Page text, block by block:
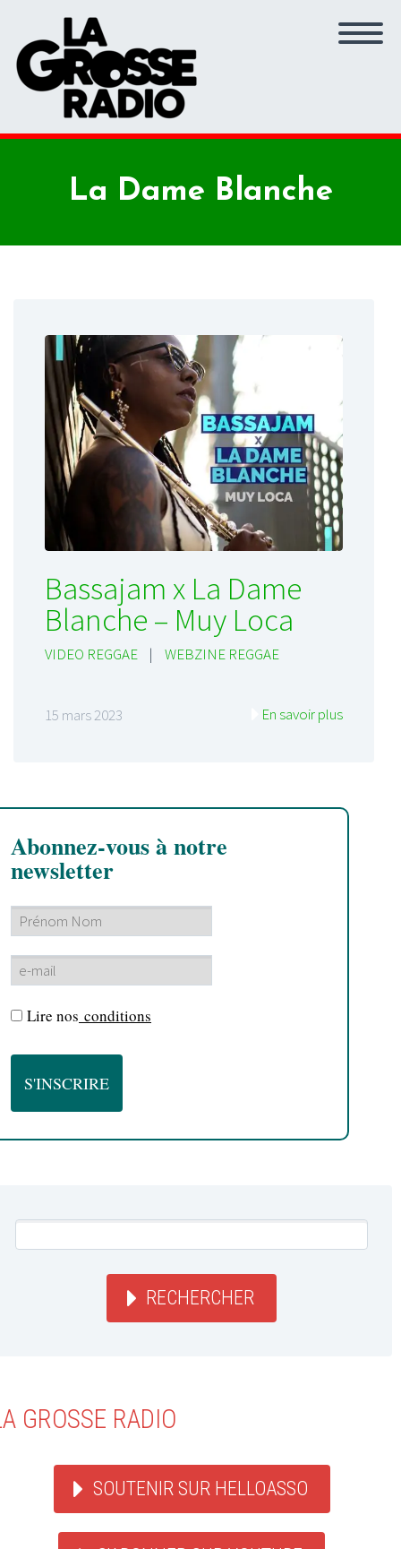
La Dame Blanche
Bassajam x La Dame
Blanche – Muy Loca
VIDEO REGGAE | WEBZINE REGGAE
15 mars 2023 En savoir plus
Abonnez-vous à notre
newsletter
Lire nos conditions
RECHERCHER
GROSSE RADIO
SOUTENIR SUR HELLOASSO